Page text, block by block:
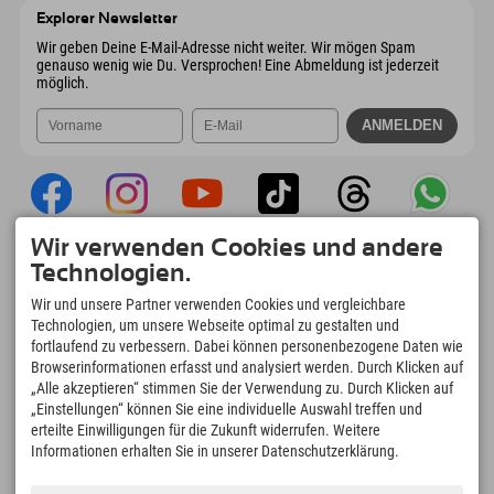
Explorer Newsletter
Wir geben Deine E-Mail-Adresse nicht weiter. Wir mögen Spam
genauso wenig wie Du. Versprochen! Eine Abmeldung ist jederzeit
möglich.
Explorer App
Upload Deiner #ExplorerMoments, Mein
Explorer To Go mit Buchungsübersicht,
Bucketlist, Restaurantübersicht uvm. Jetzt
downloaden!
Zeit für Explorer Moments
166
Bergseen und Erlebnisbäder
4.634km
Pisten zum Skifahren und
Wir verwenden Cookies und andere
Technologien.
Wir und unsere Partner verwenden Cookies und vergleichbare
Technologien, um unsere Webseite optimal zu gestalten und
fortlaufend zu verbessern. Dabei können personenbezogene Daten wie
Browserinformationen erfasst und analysiert werden. Durch Klicken auf
„Alle akzeptieren“ stimmen Sie der Verwendung zu. Durch Klicken auf
„Einstellungen“ können Sie eine individuelle Auswahl treffen und
erteilte Einwilligungen für die Zukunft widerrufen. Weitere
Informationen erhalten Sie in unserer Datenschutzerklärung.